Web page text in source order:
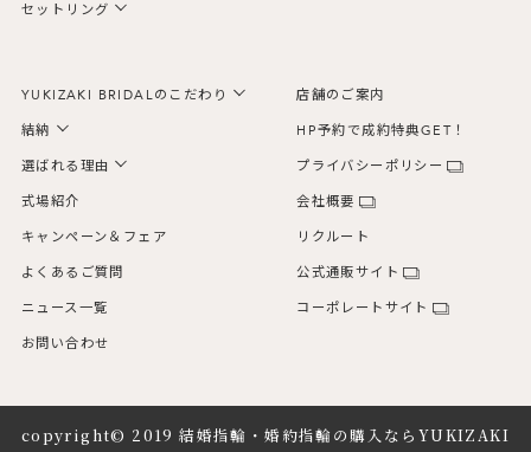
セットリング
YUKIZAKI BRIDALのこだわり
結納
選ばれる理由
式場紹介
キャンペーン＆フェア
よくあるご質問
ニュース一覧
お問い合わせ
店舗のご案内
HP予約で成約特典GET！
プライバシーポリシー
会社概要
リクルート
公式通販サイト
コーポレートサイト
copyright© 2019結婚指輪・婚約指輪の購入ならYUKIZAKI